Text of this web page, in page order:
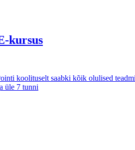
kursus
koolituselt saabki kõik olulised
üle 7 tunni